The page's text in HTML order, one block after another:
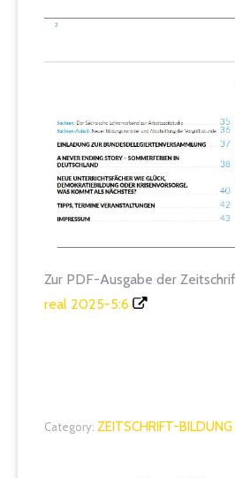
Zur PDF-Ausgabe der
real 2025-5:6
Category: ZEITSCHRIFT-BILDUNG